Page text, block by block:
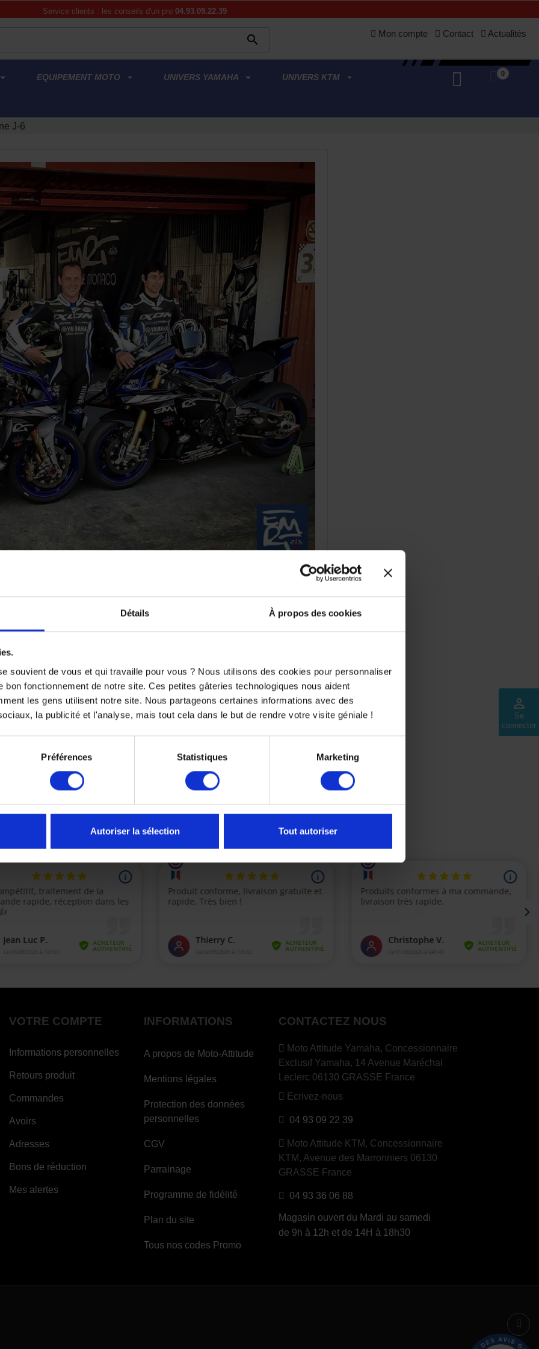
Détails À propos des cookies
souvient de vous et qui travaille pour vous ? Nous utilisons des cookies pour personnaliser
bon fonctionnement de notre site. Ces petites gâteries technologiques nous aident
les gens utilisent notre site. Nous partageons certaines informations avec des
la publicité et l'analyse, mais tout cela dans le but de rendre votre visite géniale !
Préférences Statistiques Marketing
Autoriser la sélection Tout autoriser
perm_identity
Se
connecter
Service clients : les conseils d'un pro 04.93.09.22.39
 Mon compte Contact Actualités
EQUIPEMENT MOTO UNIVERS YAMAHA UNIVERS KTM 0
J-6
J-6
avoir fait un roulage d'essai ces lundi et mardi 24 et 25 juin.
Nous sommes surexcités à l'idée de participer en catégorie EWC.
vidéos en direct seront diffusées tout au long de la compétition et des
pilotes se prêteront au jeux de la présentation.
Partager
VOTRE COMPTE
Informations personnelles
Retours produit
Commandes
Avoirs
Adresses
Bons de réduction
Mes alertes
INFORMATIONS
A propos de Moto-Attitude
Mentions légales
Protection des données
personnelles
CGV
Parrainage
Programme de fidélité
Plan du site
Tous nos codes Promo
CONTACTEZ NOUS
Moto Attitude Yamaha, Concessionnaire
Exclusif Yamaha, 14 Avenue Maréchal
Leclerc 06130 GRASSE France
Ecrivez-nous
04 93 09 22 39
Moto Attitude KTM, Concessionnaire
KTM, Avenue des Marronniers 06130
GRASSE France
04 93 36 06 88
Magasin ouvert du Mardi au samedi
de 9h à 12h et de 14H à 18h30